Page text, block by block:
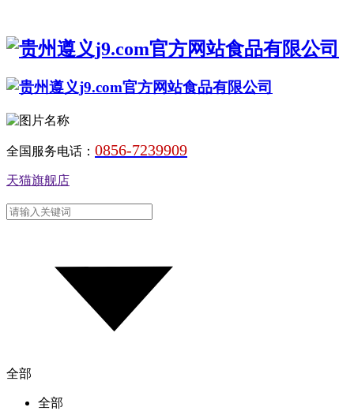
全国服务电话： 0856-7239909
天猫旗舰店
全部
全部